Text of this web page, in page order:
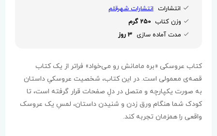
انتشارات انتشارات شهرقلم
وزن کتاب 250 گرم
مدت آماده سازی 3 روز
کتاب عروسکی «بره مامانش رو می‌خواد» فراتر از یک کتاب
قصه‌ی معمولی است. در این کتاب، شخصیت عروسکیِ داستان
به صورت یکپارچه و متصل در دلِ صفحات قرار گرفته است، تا
کودک شما هنگام ورق زدن و شنیدن داستان، لمسِ یک عروسک
واقعی را همزمان تجربه کند.